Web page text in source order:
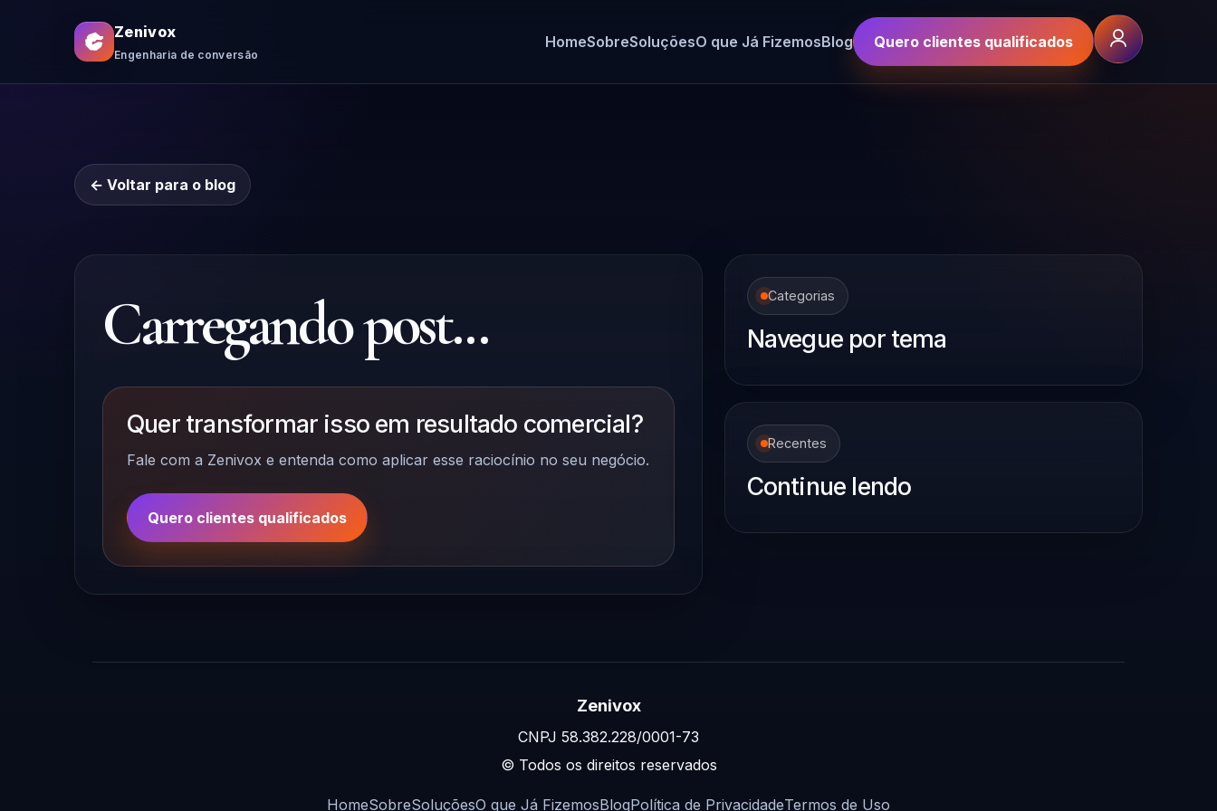
Zenivox
Engenharia de conversão
HomeSobreSoluçõesO que Já FizemosBlog Quero clientes qualificados
← Voltar para o blog
Carregando post...
Quer transformar isso em resultado comercial?
Fale com a Zenivox e entenda como aplicar esse raciocínio no seu negócio.
Quero clientes qualificados
Categorias
Navegue por tema
Recentes
Continue lendo
Zenivox
CNPJ 58.382.228/0001-73
© Todos os direitos reservados
HomeSobreSoluçõesO que Já FizemosBlogPolítica de PrivacidadeTermos de Uso